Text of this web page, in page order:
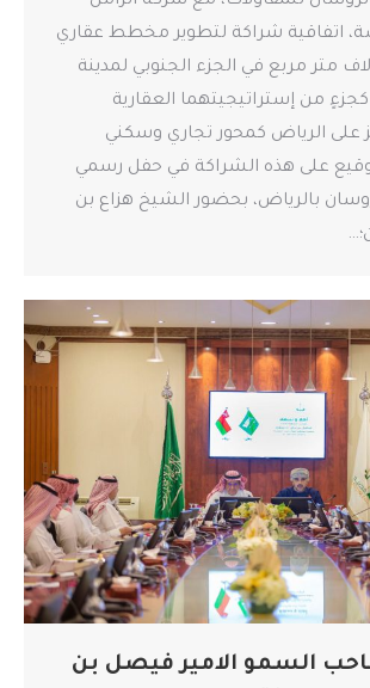
اتفاقية شراكة لتطوير مخطط عقاري
910 آلاف متر مربع في الجزء الجنوبي لمدينة
من إستراتيجيتهما العقارية
على الرياض كمحور تجاري وسكني
على هذه الشراكة في حفل رسمي
بالرياض، بحضور الشيخ هزاع بن
السمو الامير فيصل بن